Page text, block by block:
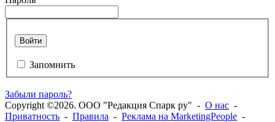
Войти
Запомнить
Забыли пароль?
Copyright ©2026. ООО "Редакция Спарк ру" - О нас -
Приватность - Правила - Реклама на MarketingPeople -